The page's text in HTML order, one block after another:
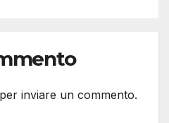
per inviare un commento.